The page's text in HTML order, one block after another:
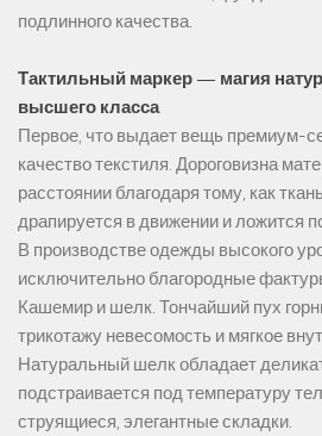
подлинного качества.
Тактильный маркер — магия
высшего класса
Первое, что выдает вещь премиум-
качество текстиля. Дороговизна
расстоянии благодаря тому, как
драпируется в движении и ложится
В производстве одежды высокого
исключительно благородные
Кашемир и шелк. Тончайший пух
трикотажу невесомость и мягкое
Натуральный шелк обладает
подстраивается под температуру
струящиеся, элегантные складки.